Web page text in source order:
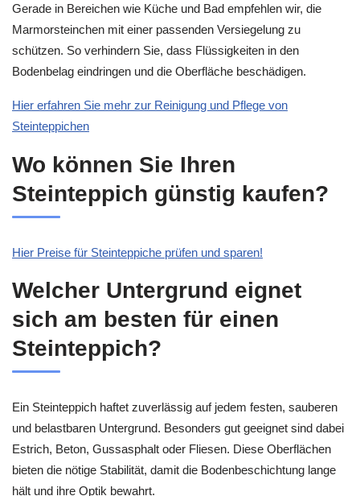
Gerade in Bereichen wie Küche und Bad empfehlen wir, die
Marmorsteinchen mit einer passenden Versiegelung zu
schützen. So verhindern Sie, dass Flüssigkeiten in den
Bodenbelag eindringen und die Oberfläche beschädigen.
Hier erfahren Sie mehr zur Reinigung und Pflege von
Steinteppichen
Wo können Sie Ihren
Steinteppich günstig kaufen?
Hier Preise für Steinteppiche prüfen und sparen!
Welcher Untergrund eignet
sich am besten für einen
Steinteppich?
Ein Steinteppich haftet zuverlässig auf jedem festen, sauberen
und belastbaren Untergrund. Besonders gut geeignet sind dabei
Estrich, Beton, Gussasphalt oder Fliesen. Diese Oberflächen
bieten die nötige Stabilität, damit die Bodenbeschichtung lange
hält und ihre Optik bewahrt.